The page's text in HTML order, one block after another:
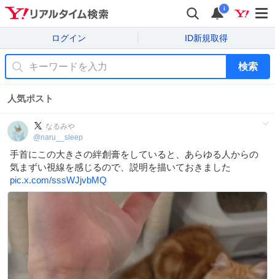
i
ログイン ID新規取得
検索
人気ポスト
なるみや
@naru__sleep
手首にこの大きさの絆創膏をしていると、あらゆる人からの
気まずい視線を感じるので、説明を描いておきました
pic.x.com/sssWJjvbMQ